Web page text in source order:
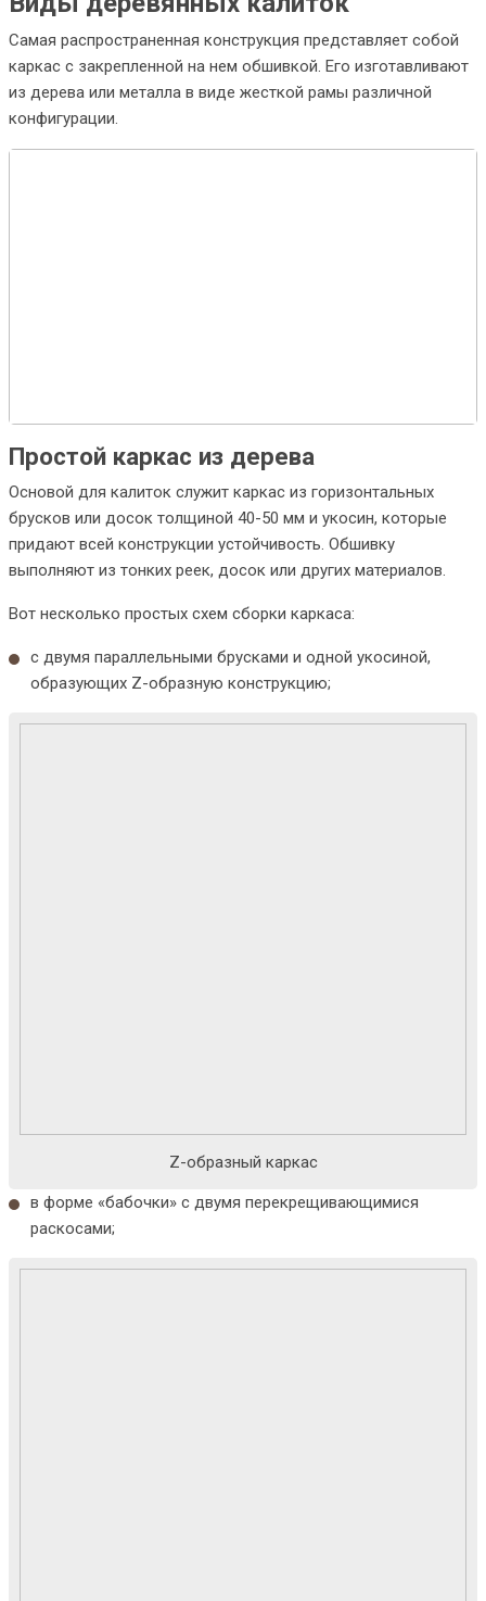
Самая распространенная конструкция представляет собой
каркас с закрепленной на нем обшивкой. Его изготавливают
из дерева или металла в виде жесткой рамы различной
конфигурации.
Простой каркас из дерева
Основой для калиток служит каркас из горизонтальных
брусков или досок толщиной 40-50 мм и укосин, которые
придают всей конструкции устойчивость. Обшивку
выполняют из тонких реек, досок или других материалов.
Вот несколько простых схем сборки каркаса:
с двумя параллельными брусками и одной укосиной,
образующих Z-образную конструкцию;
Z-образный каркас
в форме «бабочки» с двумя перекрещивающимися
раскосами;